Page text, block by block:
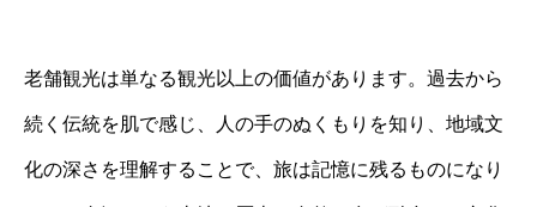
老舗観光は単なる観光以上の価値があります。過去から
続く伝統を肌で感じ、人の手のぬくもりを知り、地域文
化の深さを理解することで、旅は記憶に残るものになり